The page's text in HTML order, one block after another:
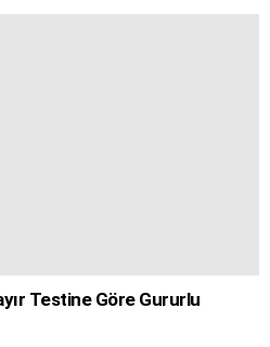
Testine Göre Gururlu